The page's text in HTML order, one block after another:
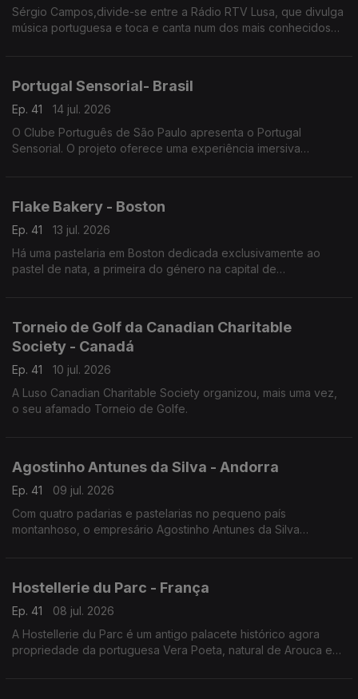
Sérgio Campos,divide-se entre a Rádio RTV Lusa, que divulga
música portuguesa e toca e canta num dos mais conhecidos
Portugal Sensorial- Brasil
Ep. 41
14 jul. 2026
O Clube Português de São Paulo apresenta o Portugal
Sensorial. O projeto oferece uma experiência imersiva
Flake Bakery - Boston
Ep. 41
13 jul. 2026
Há uma pastelaria em Boston dedicada exclusivamente ao
pastel de nata, a primeira do género na capital de
Torneio de Golf da Canadian Charitable
Society - Canadá
Ep. 41
10 jul. 2026
A Luso Canadian Charitable Society organizou, mais uma vez,
o seu afamado Torneio de Golfe.
Agostinho Antunes da Silva - Andorra
Ep. 41
09 jul. 2026
Com quatro padarias e pastelarias no pequeno país
montanhoso, o empresário Agostinho Antunes da Silva
Hostellerie du Parc - França
Ep. 41
08 jul. 2026
A Hostellerie du Parc é um antigo palacete histórico agora
propriedade da portuguesa Vera Poeta, natural de Arouca e